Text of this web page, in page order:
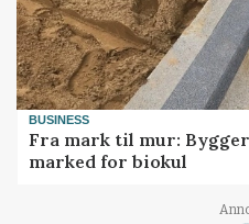
BUSINESS
Fra mark til mur:
marked for biokul